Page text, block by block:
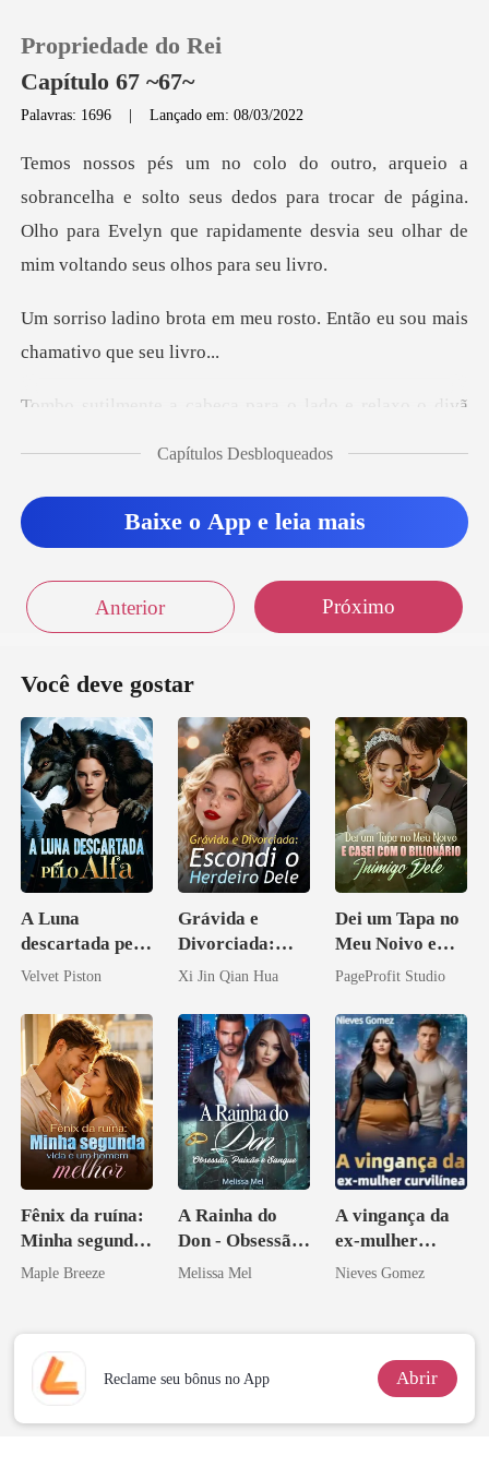
0
Sair
Propriedade do Rei
Capítulo 67 ~67~
Palavras: 1696 |Lançado em: 08/03/2022
to seus dedos para trocar de página.
Olho para Evelyn que rapidam
m meu rosto. Então eu sou ma
cabeça para o lado e
Capítulos Desbloqueados
Baixe o App e leia mais
Anterior Próximo
Você deve gostar
A Luna
descartada pelo
Alfa
Velvet Piston
Grávida e
Divorciada:
Escondi o
Xi Jin Qian Hua
Dei um Tapa no
Meu Noivo e
Casei com o
Inimigo Dele
PageProfit Studio
Fênix da ruína:
Minha segunda
vida e um
Maple Breeze
A Rainha do
Don - Obsessão,
Paixão e Sangue
Melissa Mel
A vingança da
ex-mulher
curvilínea
Nieves Gomez
Reclame seu bônus no App Abrir